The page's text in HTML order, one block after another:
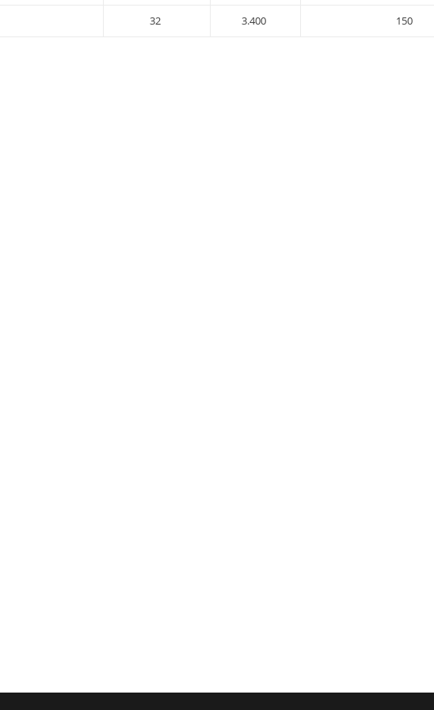
32 3.400 150